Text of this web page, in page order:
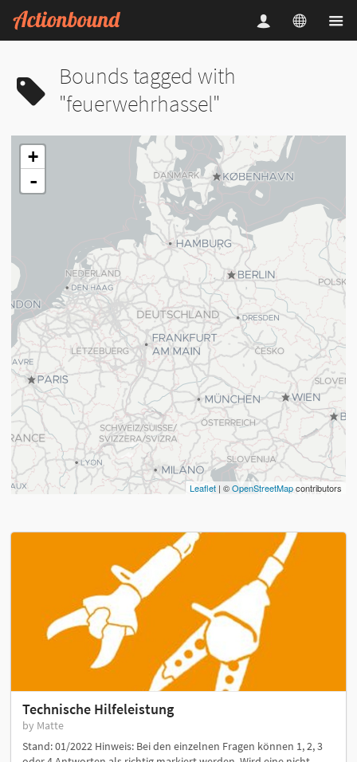
Bounds tagged with
"feuerwehrhassel"
+
-
Leaflet | ©OpenStreetMapcontributors
Technische Hilfeleistung
by Matte
Stand: 01/2022 Hinweis: Bei den einzelnen Fragen können 1, 2, 3